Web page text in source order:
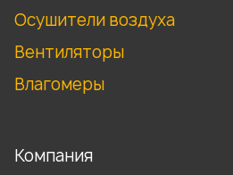
Осушители воздуха
Вентиляторы
Влагомеры
Компания